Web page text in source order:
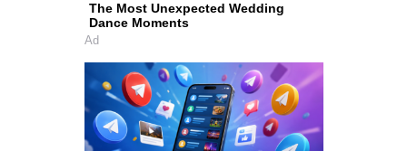
The Most Unexpected Wedding
Dance Moments
Ad